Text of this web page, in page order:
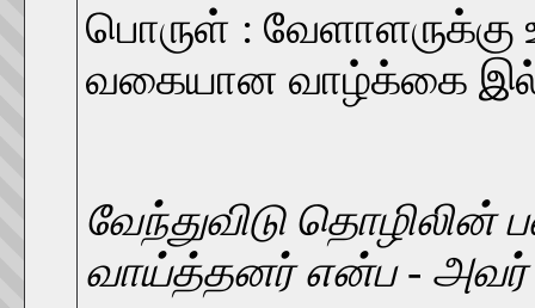
பொருள் : வேளாளருக்கு
வகையான வாழ்க்கை
வேந்துவிடு தொழிலின்
வாய்த்தனர் என்ப - அவர்